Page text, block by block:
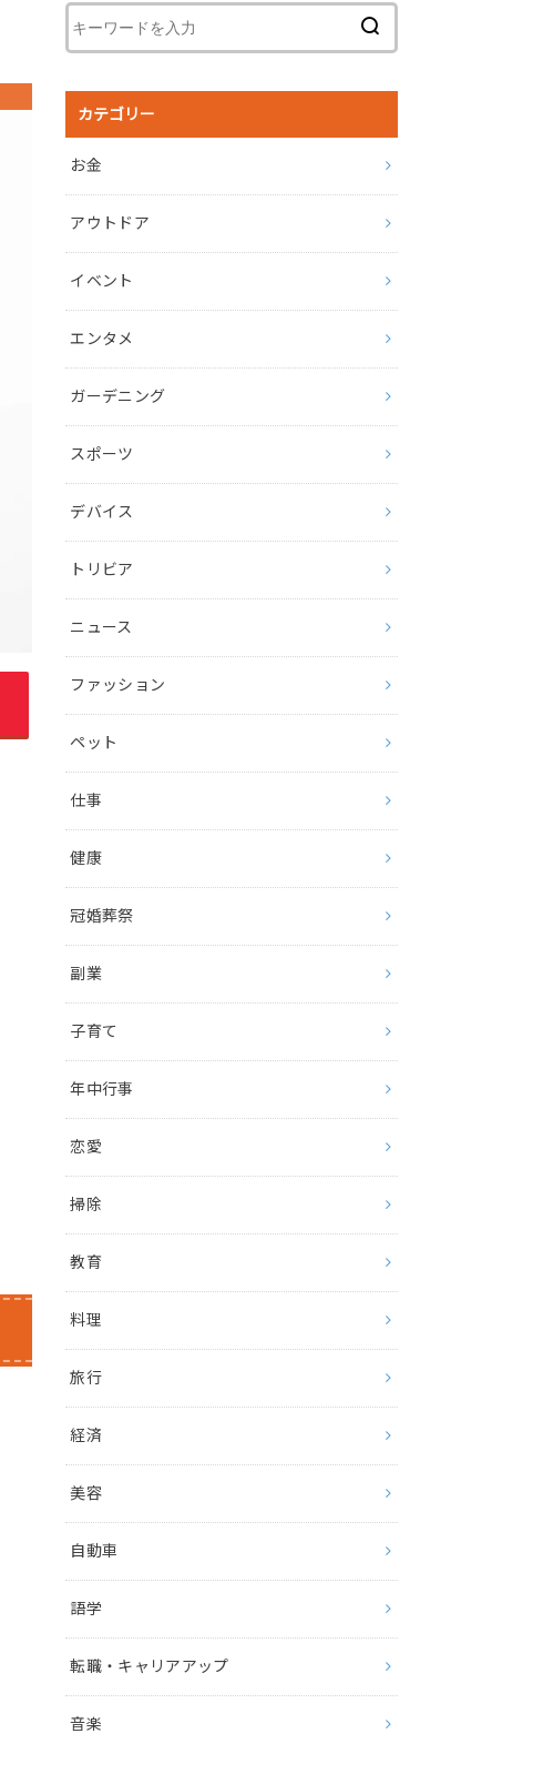
カテゴリー
お金
アウトドア
イベント
エンタメ
ガーデニング
スポーツ
デバイス
トリビア
ニュース
ファッション
ペット
仕事
健康
冠婚葬祭
副業
子育て
年中行事
恋愛
掃除
教育
料理
旅行
経済
美容
自動車
語学
転職・キャリアアップ
音楽